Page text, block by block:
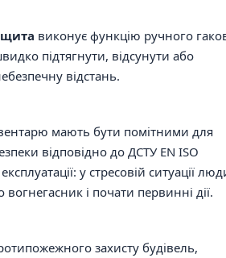
виконує функцію ручного
підтягнути, відсунути або
відстань.
мають бути помітними для
відповідно до ДСТУ EN ISO
у стресовій ситуації
і почати первинні дії.
захисту будівель,